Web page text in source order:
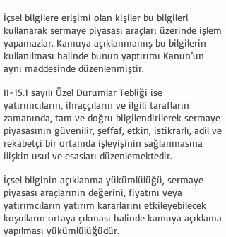
İçsel bilgilere erişimi olan kişiler bu bilgileri
kullanarak sermaye piyasası araçları üzerinde işlem
yapamazlar. Kamuya açıklanmamış bu bilgilerin
kullanılması halinde bunun yaptırımı Kanun’un
aynı maddesinde düzenlenmiştir.
II-15.1 sayılı Özel Durumlar Tebliği ise
yatırımcıların, ihraççıların ve ilgili tarafların
zamanında, tam ve doğru bilgilendirilerek sermaye
piyasasının güvenilir, şeffaf, etkin, istikrarlı, adil ve
rekabetçi bir ortamda işleyişinin sağlanmasına
ilişkin usul ve esasları düzenlemektedir.
İçsel bilginin açıklanma yükümlülüğü, sermaye
piyasası araçlarının değerini, fiyatını veya
yatırımcıların yatırım kararlarını etkileyebilecek
koşulların ortaya çıkması halinde kamuya açıklama
yapılması yükümlülüğüdür.